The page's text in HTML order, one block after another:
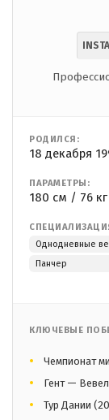
РОДИЛСЯ:
18 декабря
ПАРАМЕТРЫ:
180 см / 76 кг
Однодневные
Панчер
КЛЮЧЕВЫЕ
Чемпионат
Гент —
Тур Дании